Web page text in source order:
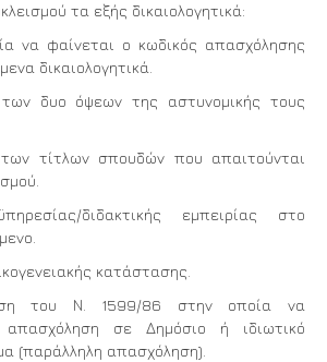
τα εξής δικαιολογητικά:
να φαίνεται ο κωδικός απασχόλησης
δικαιολογητικά.
δυο όψεων της αστυνομικής τους
τίτλων σπουδών που απαιτούνται
διδακτικής εμπειρίας στο
κατάστασης.
του Ν. 1599/86 στην οποία να
απασχόληση σε Δημόσιο ή ιδιωτικό
(παράλληλη απασχόληση).